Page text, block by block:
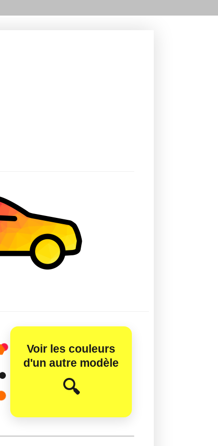
Voir les couleurs
d'un autre modèle
🔍